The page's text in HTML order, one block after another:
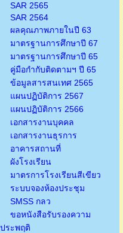
SAR 2565
SAR 2564
ผลคุณภาพภายในปี 63
มาตรฐานการศึกษาปี 67
มาตรฐานการศึกษาปี 65
คู่มือกำกับติดตามฯ ปี 65
ข้อมูลสารสนเทศ 2565
แผนปฏิบัติการ 2567
แผนปฏิบัติการ 2566
เอกสารงานบุคคล
เอกสารงานธุรการ
อาคารสถานที่
ผังโรงเรียน
มาตรการโรงเรียนสีเขียว
ระบบจองห้องประชุม
SMSS กลว
ขอหนังสือรับรองความ
ประพฤติ